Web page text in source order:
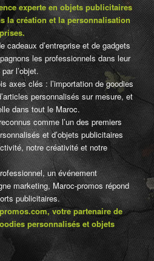
experte en objets publicitaires
la création et la personnalisation
cadeaux d’entreprise et de gadgets
les professionnels dans leur
l’objet.
axes clés : l’importation de goodies
personnalisés sur mesure, et
dans tout le Maroc.
comme l’un des premiers
et d’objets publicitaires
notre créativité et notre
un événement
marketing, Maroc-promos répond
publicitaires.
votre partenaire de
personnalisés et objets